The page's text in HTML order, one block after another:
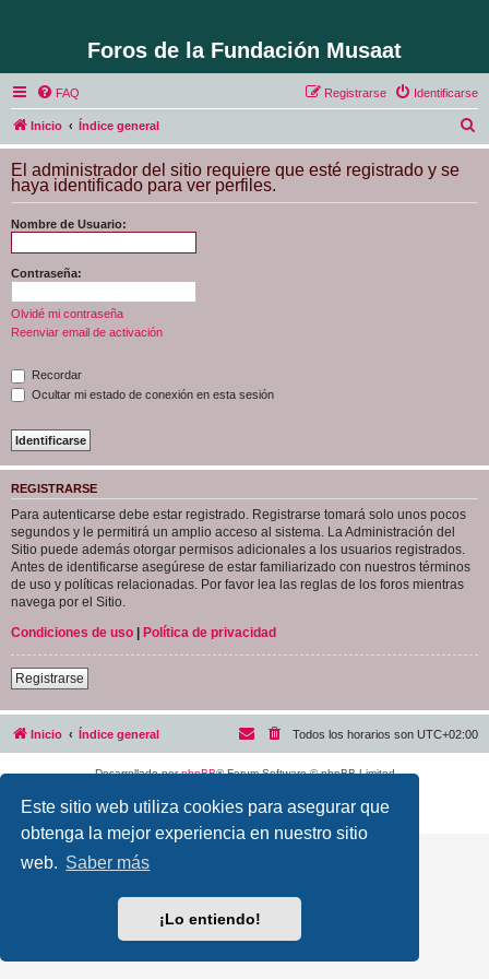
Este sitio web utiliza cookies para asegurar que
obtenga la mejor experiencia en nuestro sitio
web. Saber más
¡Lo entiendo!
Foros de la Fundación Musaat
FAQ Identificarse
Registrarse
Inicio Índice general
u
c
El administrador del sitio requiere que esté registrado y se
haya identificado para ver perfiles.
Nombre de Usuario:
Contraseña:
Olvidé mi contraseña
Reenviar email de activación
Recordar
Ocultar mi estado de conexión en esta sesión
REGISTRARSE
Para autenticarse debe estar registrado. Registrarse tomará solo unos pocos
segundos y le permitirá un amplio acceso al sistema. La Administración del
Sitio puede además otorgar permisos adicionales a los usuarios registrados.
Antes de identificarse asegúrese de estar familiarizado con nuestros términos
de uso y políticas relacionadas. Por favor lea las reglas de los foros mientras
navega por el Sitio.
Condiciones de uso | Política de privacidad
Registrarse
Inicio Índice general Todos los horarios son UTC+02:00
Desarrollado porphpBB® Forum Software © phpBB Limited
Privacidad| Condiciones